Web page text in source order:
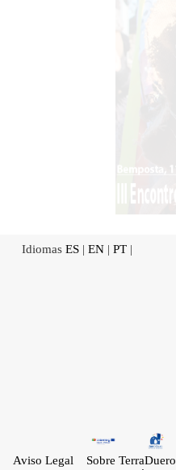
Idiomas ES | EN | PT |
Aviso Legal Sobre TerraDuero